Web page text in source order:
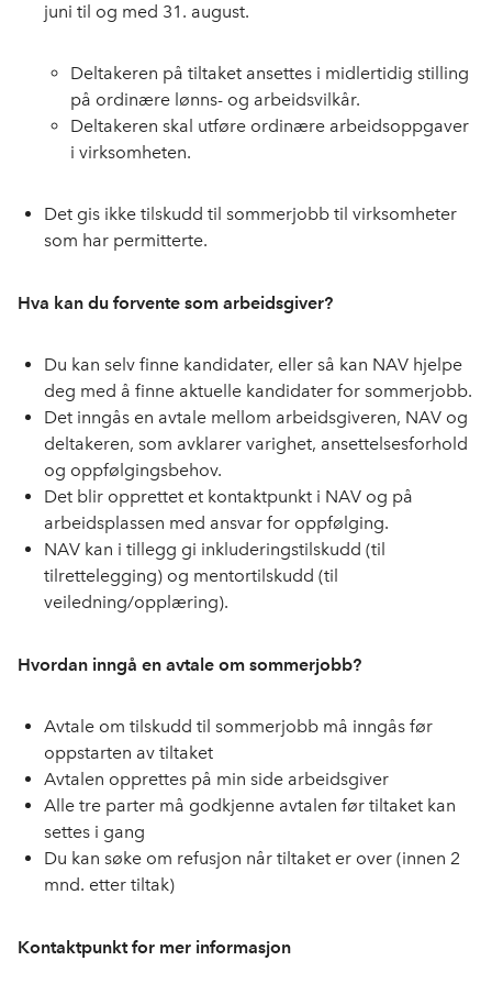
juni til og med 31. august.
Deltakeren på tiltaket ansettes i midlertidig stilling
på ordinære lønns- og arbeidsvilkår.
Deltakeren skal utføre ordinære arbeidsoppgaver
i virksomheten.
Det gis ikke tilskudd til sommerjobb til virksomheter
som har permitterte.
Hva kan du forvente som arbeidsgiver?
Du kan selv finne kandidater, eller så kan NAV hjelpe
deg med å finne aktuelle kandidater for sommerjobb.
Det inngås en avtale mellom arbeidsgiveren, NAV og
deltakeren, som avklarer varighet, ansettelsesforhold
og oppfølgingsbehov.
Det blir opprettet et kontaktpunkt i NAV og på
arbeidsplassen med ansvar for oppfølging.
NAV kan i tillegg gi inkluderingstilskudd (til
tilrettelegging) og mentortilskudd (til
veiledning/opplæring).
Hvordan inngå en avtale om sommerjobb?
Avtale om tilskudd til sommerjobb må inngås før
oppstarten av tiltaket
Avtalen opprettes på min side arbeidsgiver
Alle tre parter må godkjenne avtalen før tiltaket kan
settes i gang
Du kan søke om refusjon når tiltaket er over (innen 2
mnd. etter tiltak)
Kontaktpunkt for mer informasjon